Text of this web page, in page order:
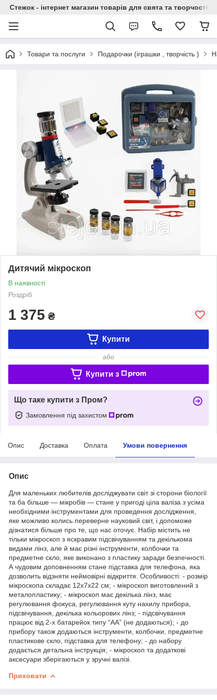
Стежок - інтернет магазин товарів для свята та творчості
Товари та послуги Подарочки (іграшки , творчість )
Дитячий мікроскоп
В наявності
Роздріб
1 375 ₴
Купити
або
Купити з
Що таке купити з Пром?
Замовлення під захистом
Опис Доставка Оплата Умови повернення
Опис
Для маленьких любителів досліджувати світ зі сторони біології
та ба більше — мікробів — стане у пригоді ціла валіза з усіма
необхідними інструментами для проведення дослідження,
яке можливо колись переверне науковий світ, і допоможе
дізнатися більше про те, що нас оточує. Набір містить не
тільки мікроскоп з яскравим підсвічуванням та декількома
видами лінз, але й має різні інструменти, колбочки та
предметне скло, яке виконано з пластику заради безпечності.
А чудовим доповненням стане підставка для телефона, яка
дозволить відзняти неймовірні відкриття. Особливості: - розмір
мікроскопа складає 12х7х22 см; - мікроскоп виготовлений з
металопластику; - мікроскоп має декілька лінз, має
регулювання фокуса, регулювання куту нахилу прибора,
підсвічування, декілька кольорових лінз; - підсвічування
працює від 2-х батарейок типу “АА” (не додаються); - до
прибору також додаються інструменти, колбочки, предметне
пластикове скло, підставка для телефону; - до набору
додається детальна інструкція; - мікроскоп та додаткові
аксесуари зберігаються у зручні валізі.
Приховати